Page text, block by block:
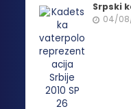
Srpski
04/